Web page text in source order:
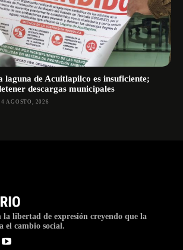
laguna de Acuitlapilco es insuficiente;
descargas municipales
4 AGOSTO, 2026
la libertad de expresión creyendo que la
el cambio social.